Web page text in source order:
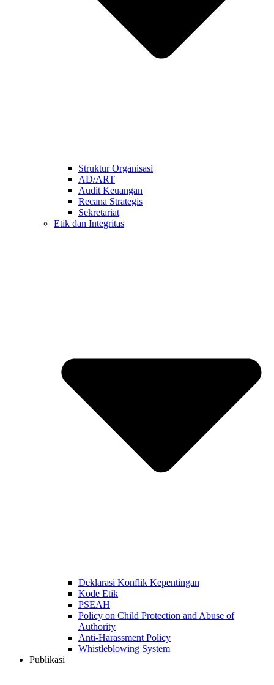
Struktur Organisasi
AD/ART
Audit Keuangan
Recana Strategis
Sekretariat
Etik dan Integritas
Deklarasi Konflik Kepentingan
Kode Etik
PSEAH
Policy on Child Protection and Abuse of
Authority
Anti-Harassment Policy
Whistleblowing System
Publikasi